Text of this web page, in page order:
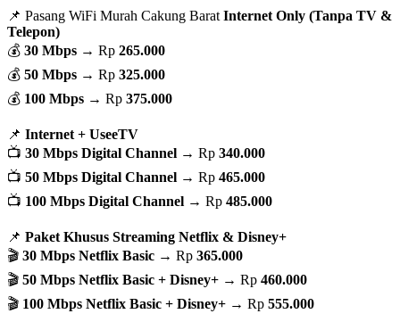
📌 Pasang WiFi Murah Cakung Barat Internet Only (Tanpa TV &
Telepon)
💰 30 Mbps → Rp 265.000
💰 50 Mbps → Rp 325.000
💰 100 Mbps → Rp 375.000
📌 Internet + UseeTV
📺 30 Mbps Digital Channel → Rp 340.000
📺 50 Mbps Digital Channel → Rp 465.000
📺 100 Mbps Digital Channel → Rp 485.000
📌 Paket Khusus Streaming Netflix & Disney+
🎬 30 Mbps Netflix Basic → Rp 365.000
🎬 50 Mbps Netflix Basic + Disney+ → Rp 460.000
🎬 100 Mbps Netflix Basic + Disney+ → Rp 555.000